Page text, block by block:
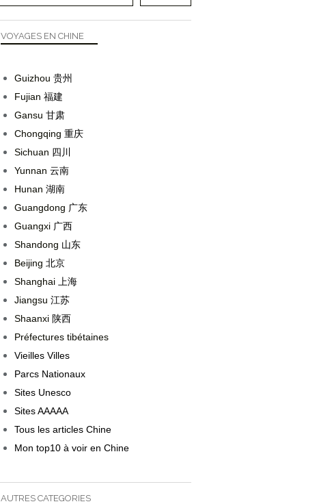
VOYAGES EN CHINE
Guizhou 贵州
Fujian 福建
Gansu 甘肃
Chongqing 重庆
Sichuan 四川
Yunnan 云南
Hunan 湖南
Guangdong 广东
Guangxi 广西
Shandong 山东
Beijing 北京
Shanghai 上海
Jiangsu 江苏
Shaanxi 陕西
Préfectures tibétaines
Vieilles Villes
Parcs Nationaux
Sites Unesco
Sites AAAAA
Tous les articles Chine
Mon top10 à voir en Chine
AUTRES CATEGORIES